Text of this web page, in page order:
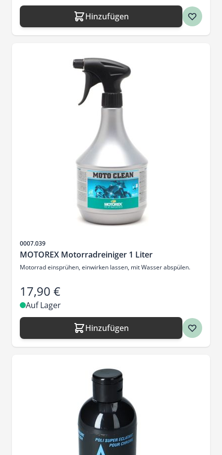
Hinzufügen
Artikelnr.
0007.039
MOTOREX Motorradreiniger 1 Liter
Motorrad einsprühen, einwirken lassen, mit Wasser abspülen.
17,90 €
Auf Lager
Hinzufügen